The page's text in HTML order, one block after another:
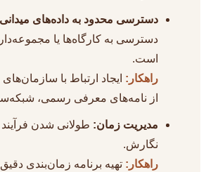
دسترسی محدود به داده‌های
دسترسی به کارگاه‌ها یا
است.
راهکار: ایجاد ارتباط با
از نامه‌های معرفی رسمی،
مدیریت زمان: طولانی شدن
نگارش.
راهکار: تهیه برنامه زمان‌بندی